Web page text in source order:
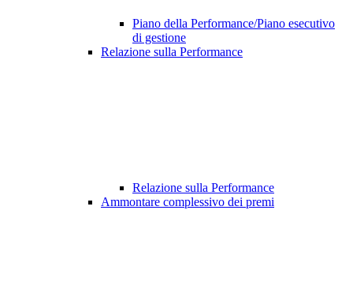
Piano della Performance/Piano esecutivo
di gestione
Relazione sulla Performance
Relazione sulla Performance
Ammontare complessivo dei premi